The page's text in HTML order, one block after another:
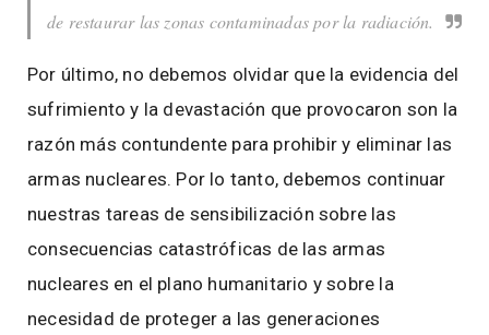
de restaurar las zonas contaminadas por la radiación.
Por último, no debemos olvidar que la evidencia del
sufrimiento y la devastación que provocaron son la
razón más contundente para prohibir y eliminar las
armas nucleares. Por lo tanto, debemos continuar
nuestras tareas de sensibilización sobre las
consecuencias catastróficas de las armas
nucleares en el plano humanitario y sobre la
necesidad de proteger a las generaciones